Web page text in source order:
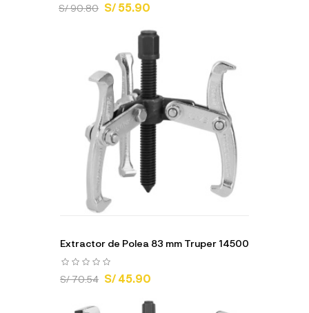
S/ 90.80 S/ 55.90
Extractor de Polea 83 mm Truper 14500
S/ 70.54 S/ 45.90